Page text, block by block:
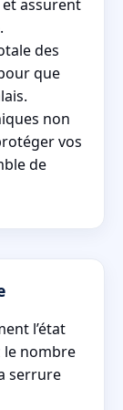
assurent
des
que
non
vos
de
l’état
le nombre
serrure